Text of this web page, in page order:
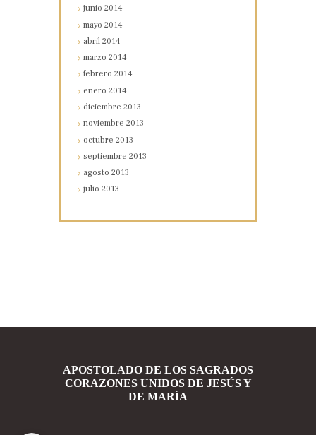
junio2014
mayo2014
abril2014
marzo2014
febrero2014
enero2014
diciembre2013
noviembre2013
octubre2013
septiembre2013
agosto2013
julio2013
APOSTOLADO DE LOS SAGRADOS
CORAZONES UNIDOS DE JESÚS Y
DE MARÍA